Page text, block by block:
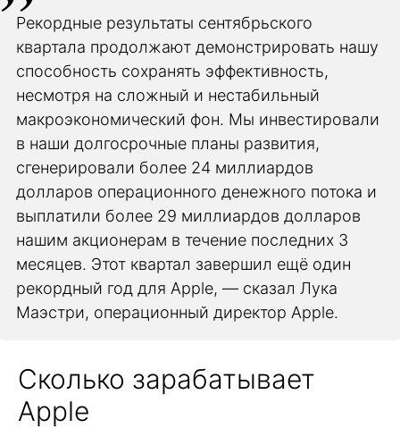
Рекордные результаты сентябрьского
квартала продолжают демонстрировать нашу
способность сохранять эффективность,
несмотря на сложный и нестабильный
макроэкономический фон. Мы инвестировали
в наши долгосрочные планы развития,
сгенерировали более 24 миллиардов
долларов операционного денежного потока и
выплатили более 29 миллиардов долларов
нашим акционерам в течение последних 3
месяцев. Этот квартал завершил ещё один
рекордный год для Apple, — сказал Лука
Маэстри, операционный директор Apple.
Сколько зарабатывает
Apple